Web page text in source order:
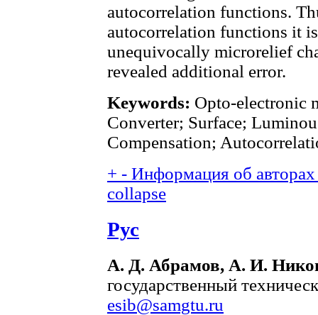
autocorrelation functions.
autocorrelation functions it
unequivocally microrelief
revealed additional error.
Keywords: Opto-electronic
Converter; Surface;
Compensation;
+ - Информация об
collapse
Рус
А. Д. Абрамов, А. И.
государственный
esib@samgtu.ru